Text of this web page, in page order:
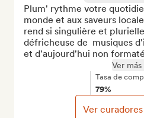
Plum' rythme votre
monde et aux saveurs
rend si singulière et
défricheuse de  musiques
et d'aujourd'hui non
Ver más
Tasa de
79%
Ver